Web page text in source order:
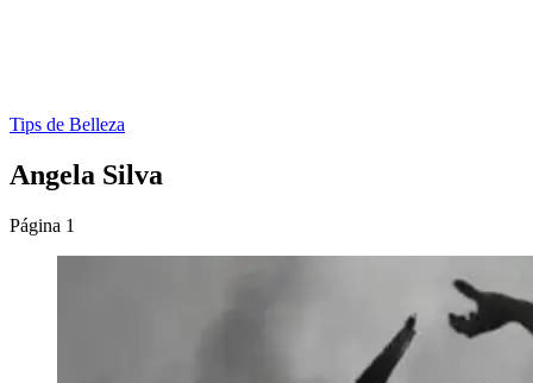
Tips de Belleza
Angela Silva
Página 1